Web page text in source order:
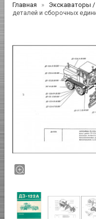
Главная Экскаваторы /
деталей и сборочных